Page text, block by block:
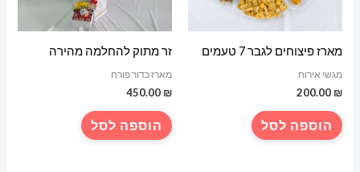
מארז פיצוחים לגבר 7 טעמים
מגשי אירוח
200.00 ₪
הוספה לסל
זר מתוק להחלמה מהירה
מארז כדור פורח
450.00 ₪
הוספה לסל